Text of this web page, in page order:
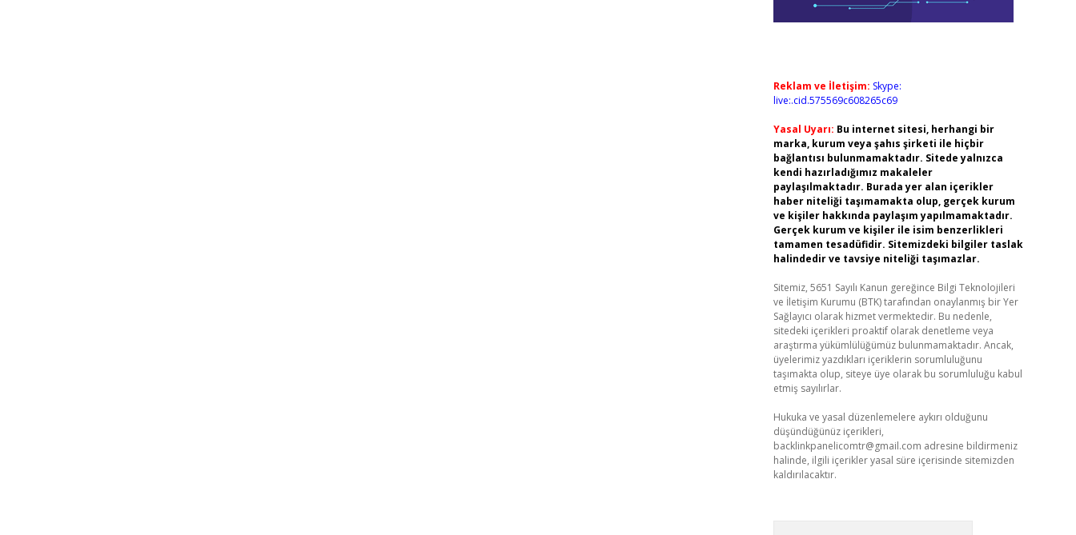
Reklam ve İletişim: Skype:
live:.cid.575569c608265c69
Yasal Uyarı: Bu internet sitesi, herhangi bir
marka, kurum veya şahıs şirketi ile hiçbir
bağlantısı bulunmamaktadır. Sitede yalnızca
kendi hazırladığımız makaleler
paylaşılmaktadır. Burada yer alan içerikler
haber niteliği taşımamakta olup, gerçek kurum
ve kişiler hakkında paylaşım yapılmamaktadır.
Gerçek kurum ve kişiler ile isim benzerlikleri
tamamen tesadüfidir. Sitemizdeki bilgiler taslak
halindedir ve tavsiye niteliği taşımazlar.
Sitemiz, 5651 Sayılı Kanun gereğince Bilgi Teknolojileri
ve İletişim Kurumu (BTK) tarafından onaylanmış bir Yer
Sağlayıcı olarak hizmet vermektedir. Bu nedenle,
sitedeki içerikleri proaktif olarak denetleme veya
araştırma yükümlülüğümüz bulunmamaktadır. Ancak,
üyelerimiz yazdıkları içeriklerin sorumluluğunu
taşımakta olup, siteye üye olarak bu sorumluluğu kabul
etmiş sayılırlar.
Hukuka ve yasal düzenlemelere aykırı olduğunu
düşündüğünüz içerikleri,
backlinkpanelicomtr@gmail.com adresine bildirmeniz
halinde, ilgili içerikler yasal süre içerisinde sitemizden
kaldırılacaktır.